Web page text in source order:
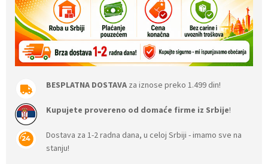
BESPLATNA DOSTAVA za iznose preko 1.499 din!
Kupujete provereno od domaće firme iz Srbije!
Dostava za 1-2 radna dana, u celoj Srbiji - imamo sve na
stanju!